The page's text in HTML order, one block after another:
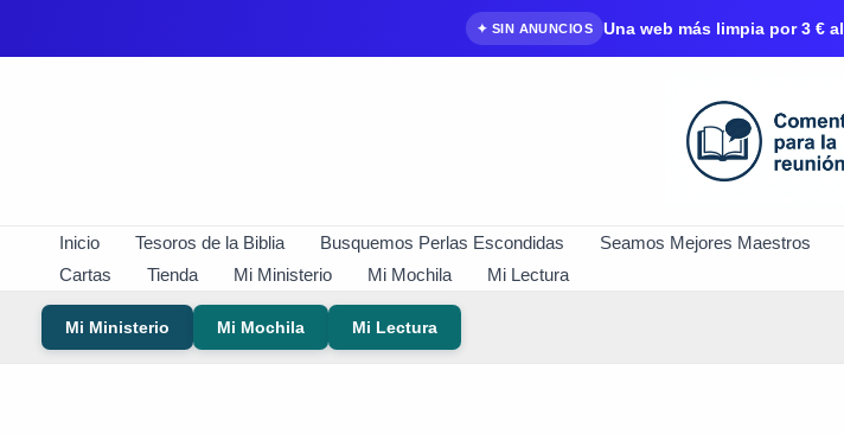
✦ SIN ANUNCIOS Una web más limpia por 3 €
Inicio Tesoros de la Biblia Busquemos Perlas Escondidas Seamos Mejores Maestros
Cartas
Tienda Mi Ministerio Mi Mochila Mi Lectura
Mi Ministerio Mi Mochila Mi Lectura